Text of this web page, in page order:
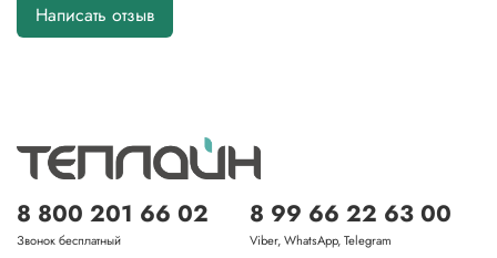
Написать отзыв
8 800 201 66 02
Звонок бесплатный
8 99 66 22 63 00
Viber, WhatsApp, Telegram